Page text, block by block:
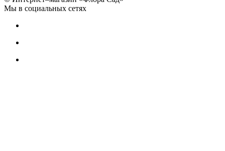
Мы в социальных сетях